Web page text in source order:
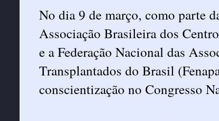
No dia 9 de março, como parte
Associação Brasileira dos
e a Federação Nacional das
Transplantados do Brasil
conscientização no Congresso